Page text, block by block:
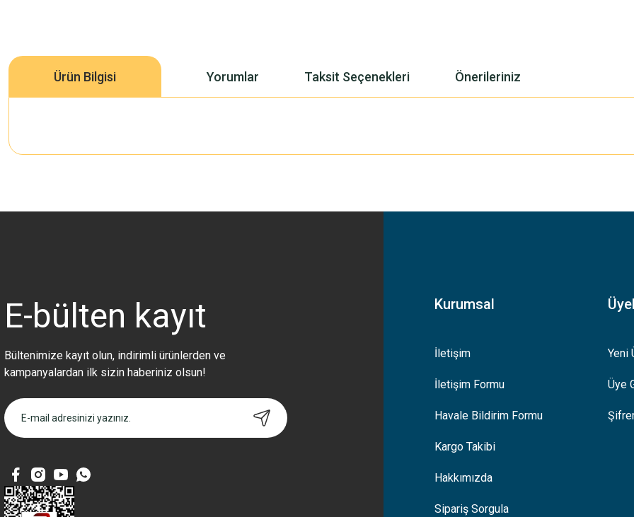
Ürün Bilgisi Yorumlar Taksit Seçenekleri Önerileriniz
Bu ürüne ilk yorumu siz yapın!
Bu ürüne benzer farklı alternatifler olmalı.
Gönder
E-bülten kayıt
Bültenimize kayıt olun, indirimli ürünlerden ve
kampanyalardan ilk sizin haberiniz olsun!
Kurumsal
İletişim
İletişim Formu
Havale Bildirim Formu
Kargo Takibi
Hakkımızda
Sipariş Sorgula
Yeni
Üye